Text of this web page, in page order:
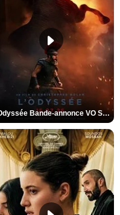
L'Odyssée Bande-annonce VO STFR